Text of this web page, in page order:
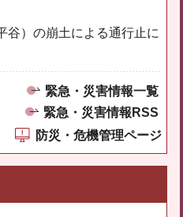
谷）の崩土による通行止に
緊急・災害情報一覧
緊急・災害情報RSS
防災・危機管理ページ